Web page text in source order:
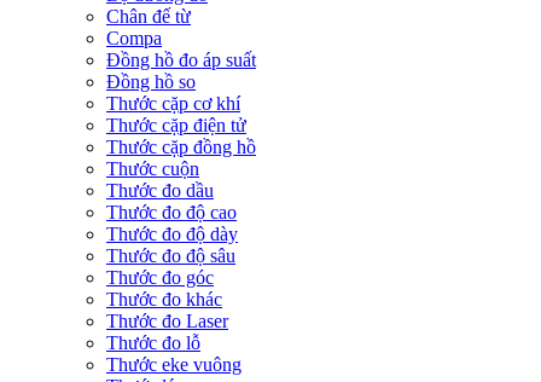
Chân đế từ
Compa
Đồng hồ đo áp suất
Đồng hồ so
Thước cặp cơ khí
Thước cặp điện tử
Thước cặp đồng hồ
Thước cuộn
Thước đo dầu
Thước đo độ cao
Thước đo độ dày
Thước đo độ sâu
Thước đo góc
Thước đo khác
Thước đo Laser
Thước đo lỗ
Thước eke vuông